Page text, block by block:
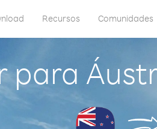
Recursos Comunidades
para